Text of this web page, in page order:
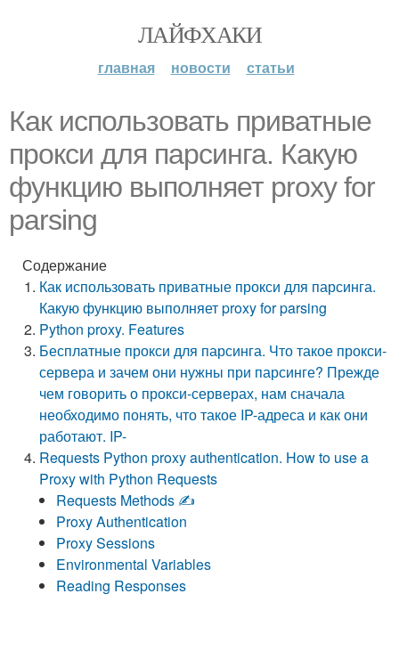
ЛАЙФХАКИ
главная новости статьи
Как использовать приватные
прокси для парсинга. Какую
функцию выполняет proxy for
parsing
Содержание
Как использовать приватные прокси для парсинга.
Какую функцию выполняет proxy for parsing
Python proxy. Features
Бесплатные прокси для парсинга. Что такое прокси-
сервера и зачем они нужны при парсинге? Прежде
чем говорить о прокси-серверах, нам сначала
необходимо понять, что такое IP-адреса и как они
работают. IP-
Requests Python proxy authentication. How to use a
Proxy with Python Requests
Requests Methods ✍️
Proxy Authentication ‍
Proxy Sessions
Environmental Variables
Reading Responses